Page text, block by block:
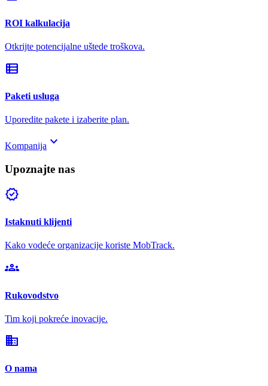
ROI kalkulacija
Otkrijte potencijalne uštede troškova.
view_list
Paketi usluga
Uporedite pakete i izaberite plan.
Kompanija keyboard_arrow_down
Upoznajte nas
verified
Istaknuti klijenti
Kako vodeće organizacije koriste MobTrack.
groups
Rukovodstvo
Tim koji pokreće inovacije.
domain
O nama